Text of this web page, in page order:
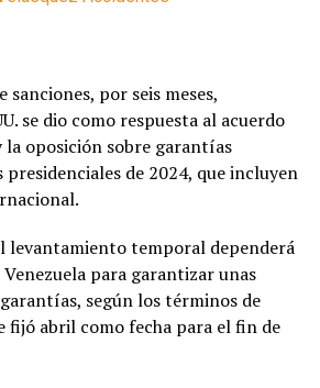
por seis meses,
se dio como respuesta al acuerdo
la oposición sobre garantías
de 2024, que incluyen
levantamiento temporal dependerá
Venezuela para garantizar unas
según los términos de
fijó abril como fecha para el fin de